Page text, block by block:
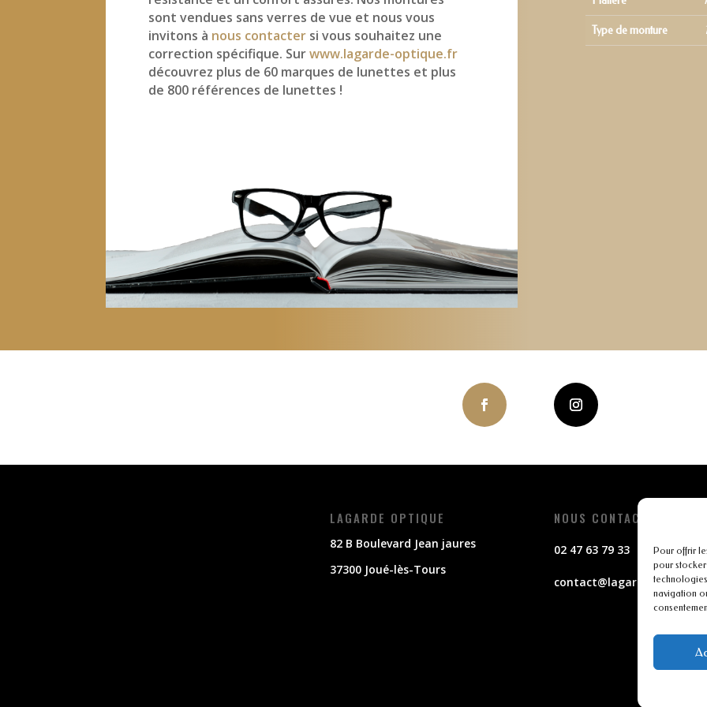
Pour offrir
pour
navigation
sont vendues sans verres de vue et nous vous
invitons à nous contacter si vous souhaitez une
correction spécifique. Surwww.lagarde-optique.fr
découvrez plus de 60 marques de lunettes et plus
de 800 références de lunettes !
Type de monture
LAGARDE OPTIQUE
82 B Boulevard Jean jaures
37300 Joué-lès-Tours
NOUS CONTACTER
02 47 63 79 33
contact@lagarde-